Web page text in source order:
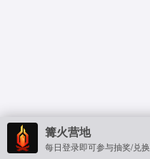
篝火营地
每日登录即可参与抽奖/兑换